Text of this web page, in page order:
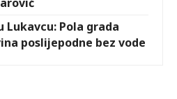
Lukavcu: Pola grada
poslijepodne bez vode